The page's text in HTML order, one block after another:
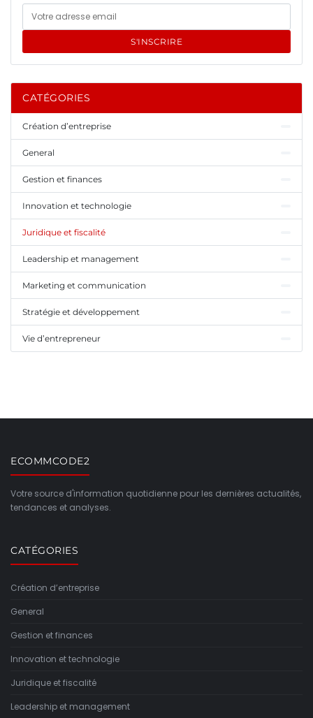
S'INSCRIRE
CATÉGORIES
Création d’entreprise
General
Gestion et finances
Innovation et technologie
Juridique et fiscalité
Leadership et management
Marketing et communication
Stratégie et développement
Vie d’entrepreneur
ECOMMCODE2
Votre source d'information quotidienne pour les dernières actualités,
tendances et analyses.
CATÉGORIES
Création d’entreprise
General
Gestion et finances
Innovation et technologie
Juridique et fiscalité
Leadership et management